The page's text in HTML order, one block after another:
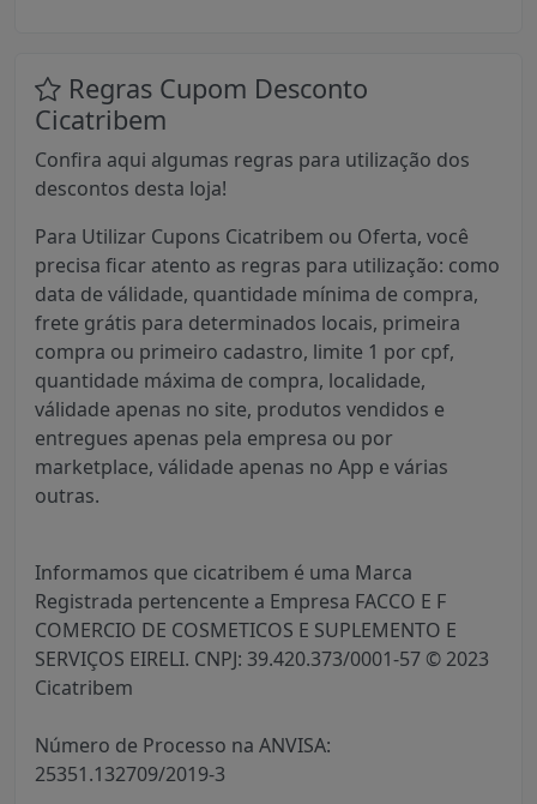
Regras Cupom Desconto
Cicatribem
Confira aqui algumas regras para utilização dos
descontos desta loja!
Para Utilizar Cupons Cicatribem ou Oferta, você
precisa ficar atento as regras para utilização: como
data de válidade, quantidade mínima de compra,
frete grátis para determinados locais, primeira
compra ou primeiro cadastro, limite 1 por cpf,
quantidade máxima de compra, localidade,
válidade apenas no site, produtos vendidos e
entregues apenas pela empresa ou por
marketplace, válidade apenas no App e várias
outras.
Informamos que cicatribem é uma Marca
Registrada pertencente a Empresa FACCO E F
COMERCIO DE COSMETICOS E SUPLEMENTO E
SERVIÇOS EIRELI. CNPJ: 39.420.373/0001-57 © 2023
Cicatribem
Número de Processo na ANVISA:
25351.132709/2019-3